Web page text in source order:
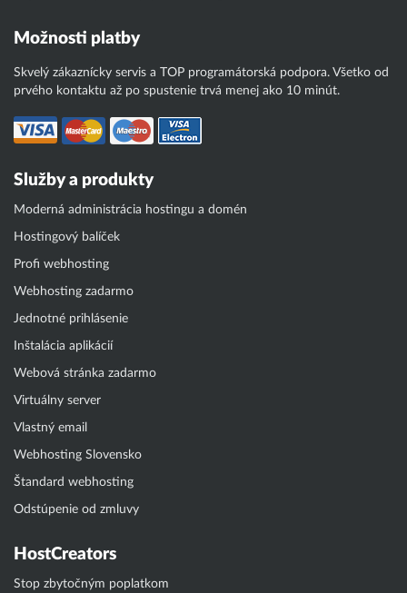
Možnosti platby
Skvelý zákaznícky servis a TOP programátorská podpora. Všetko od
prvého kontaktu až po spustenie trvá menej ako 10 minút.
Služby a produkty
Moderná administrácia hostingu a domén
Hostingový balíček
Profi webhosting
Webhosting zadarmo
Jednotné prihlásenie
Inštalácia aplikácií
Webová stránka zadarmo
Virtuálny server
Vlastný email
Webhosting Slovensko
Štandard webhosting
Odstúpenie od zmluvy
HostCreators
Stop zbytočným poplatkom